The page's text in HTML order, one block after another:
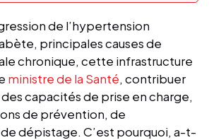
de l’hypertension
principales causes de
chronique, cette infrastructure
ministre de la Santé, contribuer
capacités de prise en charge,
de prévention, de
dépistage. C’est pourquoi, a-t-